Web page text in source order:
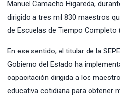
Manuel Camacho Higareda,
dirigido a tres mil 830 maestros
de Escuelas de Tiempo Completo
En ese sentido, el titular de la
Gobierno del Estado ha
capacitación dirigida a los
educativa cotidiana para obtener